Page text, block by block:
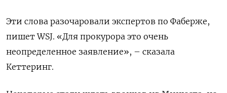
Эти слова разочаровали экспертов по Фаберже,
пишет WSJ. «Для прокурора это очень
неопределенное заявление», – сказала
Кеттеринг.